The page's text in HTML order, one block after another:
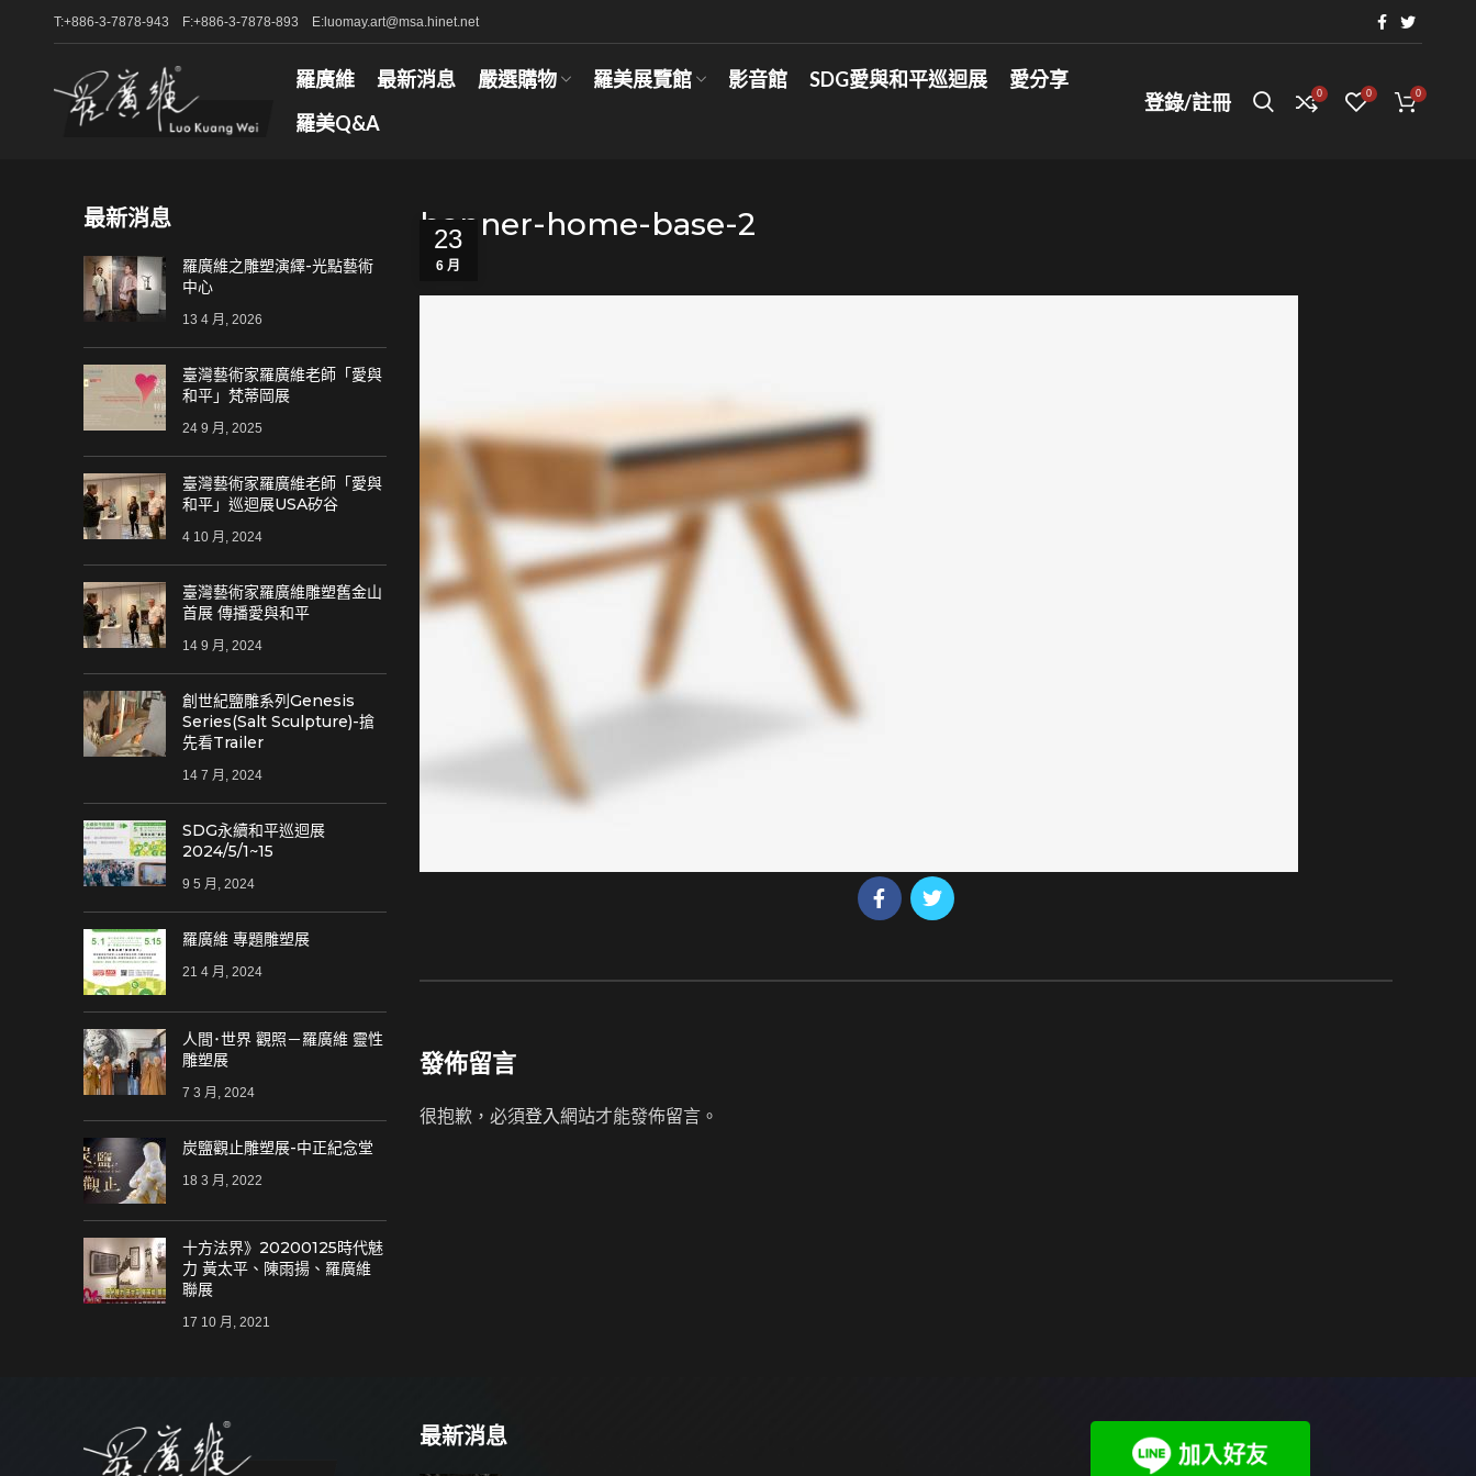
T:+886-3-7878-943 F:+886-3-7878-893 E:luomay.art@msa.hinet.net
羅廣維 最新消息 嚴選購物 羅美展覽館 影音館 SDG愛與和平巡迴展
愛分享
羅美Q&A
登錄/註冊 0 0 0
banner-home-base-2
23
6 月
發佈留言
很抱歉，必須登入網站才能發佈留言。
最新消息
羅廣維之雕塑演繹-光點藝術
中心
13 4 月, 2026
臺灣藝術家羅廣維老師「愛與
和平」梵蒂岡展
24 9 月, 2025
臺灣藝術家羅廣維老師「愛與
和平」巡迴展USA矽谷
4 10 月, 2024
臺灣藝術家羅廣維雕塑舊金山
首展 傳播愛與和平
14 9 月, 2024
創世紀鹽雕系列Genesis
Series(Salt Sculpture)-搶
先看Trailer
14 7 月, 2024
SDG永續和平巡迴展
2024/5/1~15
9 5 月, 2024
羅廣維 專題雕塑展
21 4 月, 2024
人間･世界 觀照－羅廣維 靈性
雕塑展
7 3 月, 2024
炭鹽觀止雕塑展-中正紀念堂
18 3 月, 2022
十方法界》20200125時代魅
力 黃太平、陳雨揚、羅廣維
聯展
17 10 月, 2021
最新消息